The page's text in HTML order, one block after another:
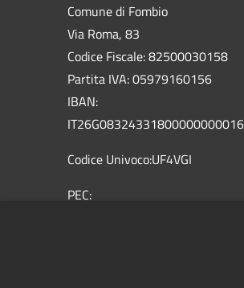
Comune di Fombio
Via Roma, 83
Codice Fiscale: 82500030158
Partita IVA: 05979160156
IBAN:
Codice Univoco:UF4VGI
PEC: